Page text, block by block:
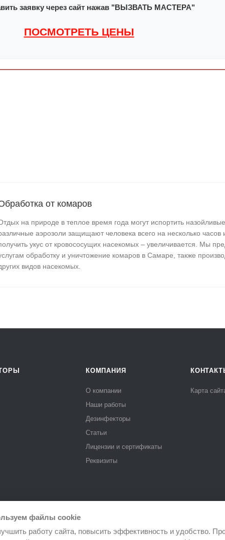
заявку через сайт нажав "ВЫЗВАТЬ МАСТЕРА"
ПОСМОТРЕТЬ ЦЕНЫ
от комаров
на природе в теплое время года могут испортить
аэрозоли защищают человека всего на несколько часов
укус от кровососущих насекомых – увеличивается. Мы
обработку и уничтожение комаров в Самаре, также
видов насекомых.
КОМПАНИЯ
О компании
Наши работы
Дезинфекторы
Статьи
Лицензии и сертификаты
Реквизиты
Карта
файлы cookie
работу сайта, повысить эффективность и удобство.